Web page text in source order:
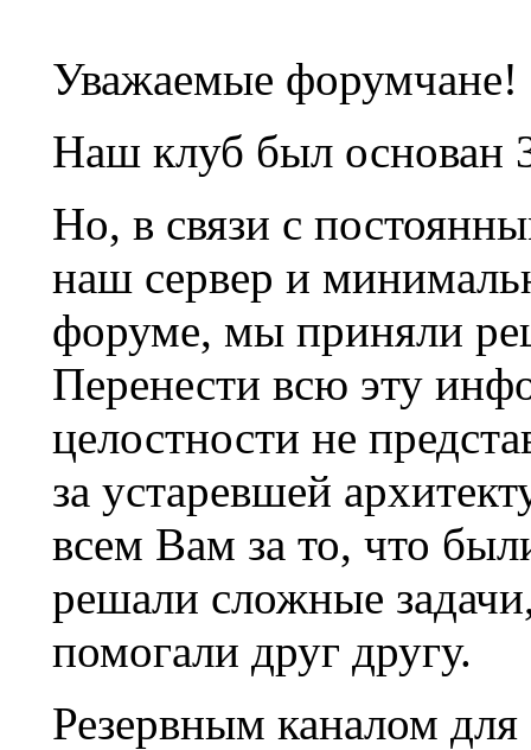
Уважаемые форумчане!
Наш клуб был основан
Но, в связи с
наш сервер и
форуме, мы приняли
Перенести всю эту
целостности не
за устаревшей
всем Вам за то, что
решали сложные
помогали друг другу.
Резервным каналом